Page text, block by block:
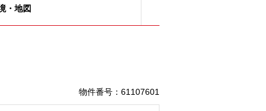
・地図
物件番号 ： 61107601